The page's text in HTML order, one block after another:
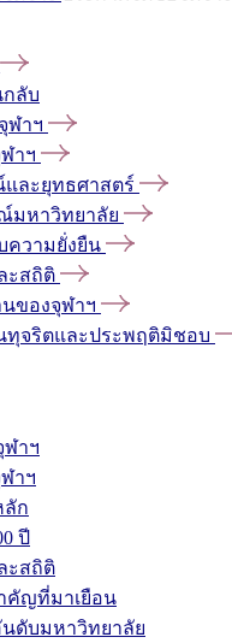
ลับ
ฬาฯ
าฯ
ละยุทธศาสตร์
มหาวิทยาลัย
ความยั่งยืน
ะสถิติ
ของจุฬาฯ
ทุจริตและประพฤติมิชอบ
ฬาฯ
าฯ
ลัก
ปี
ะสถิติ
คัญที่มาเยือน
นดับมหาวิทยาลัย